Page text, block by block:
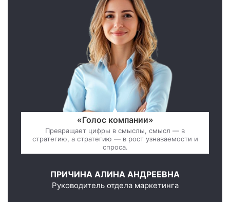
«Голос компании»
Превращает цифры в смыслы, смысл — в
стратегию, а стратегию — в рост узнаваемости и
спроса.
ПРИЧИНА АЛИНА АНДРЕЕВНА
Руководитель отдела маркетинга